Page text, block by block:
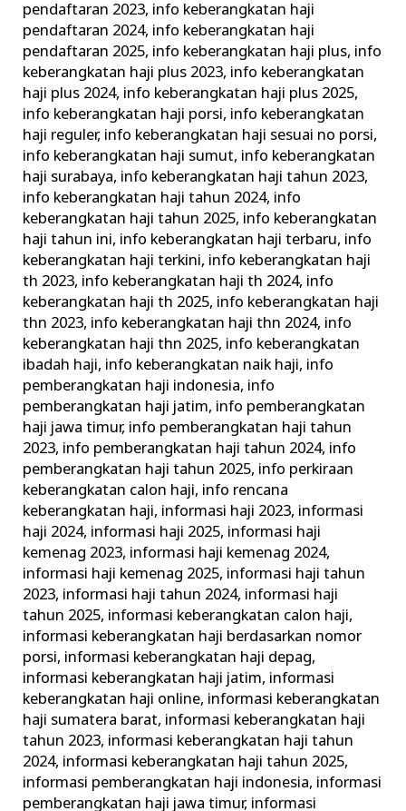
pendaftaran 2023, info keberangkatan haji
pendaftaran 2024, info keberangkatan haji
pendaftaran 2025, info keberangkatan haji plus, info
keberangkatan haji plus 2023, info keberangkatan
haji plus 2024, info keberangkatan haji plus 2025,
info keberangkatan haji porsi, info keberangkatan
haji reguler, info keberangkatan haji sesuai no porsi,
info keberangkatan haji sumut, info keberangkatan
haji surabaya, info keberangkatan haji tahun 2023,
info keberangkatan haji tahun 2024, info
keberangkatan haji tahun 2025, info keberangkatan
haji tahun ini, info keberangkatan haji terbaru, info
keberangkatan haji terkini, info keberangkatan haji
th 2023, info keberangkatan haji th 2024, info
keberangkatan haji th 2025, info keberangkatan haji
thn 2023, info keberangkatan haji thn 2024, info
keberangkatan haji thn 2025, info keberangkatan
ibadah haji, info keberangkatan naik haji, info
pemberangkatan haji indonesia, info
pemberangkatan haji jatim, info pemberangkatan
haji jawa timur, info pemberangkatan haji tahun
2023, info pemberangkatan haji tahun 2024, info
pemberangkatan haji tahun 2025, info perkiraan
keberangkatan calon haji, info rencana
keberangkatan haji, informasi haji 2023, informasi
haji 2024, informasi haji 2025, informasi haji
kemenag 2023, informasi haji kemenag 2024,
informasi haji kemenag 2025, informasi haji tahun
2023, informasi haji tahun 2024, informasi haji
tahun 2025, informasi keberangkatan calon haji,
informasi keberangkatan haji berdasarkan nomor
porsi, informasi keberangkatan haji depag,
informasi keberangkatan haji jatim, informasi
keberangkatan haji online, informasi keberangkatan
haji sumatera barat, informasi keberangkatan haji
tahun 2023, informasi keberangkatan haji tahun
2024, informasi keberangkatan haji tahun 2025,
informasi pemberangkatan haji indonesia, informasi
pemberangkatan haji jawa timur, informasi